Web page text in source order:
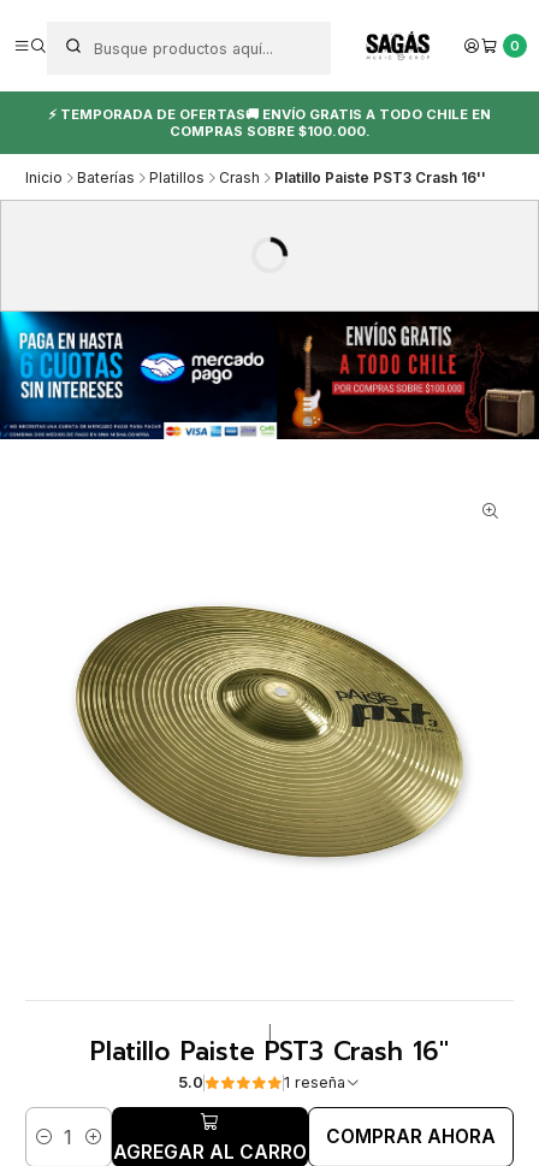
0
⚡ TEMPORADA DE OFERTAS🚚 ENVÍO GRATIS A TODO CHILE EN
COMPRAS SOBRE $100.000.
Inicio Baterías Platillos Crash Platillo Paiste PST3 Crash 16''
Platillo Paiste PST3 Crash 16''
5.0 1 reseña
Cantidad AGREGAR AL CARRO
COMPRAR AHORA